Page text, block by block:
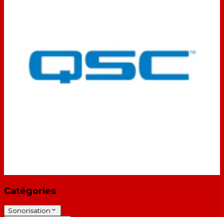
Catégories
Sonorisation